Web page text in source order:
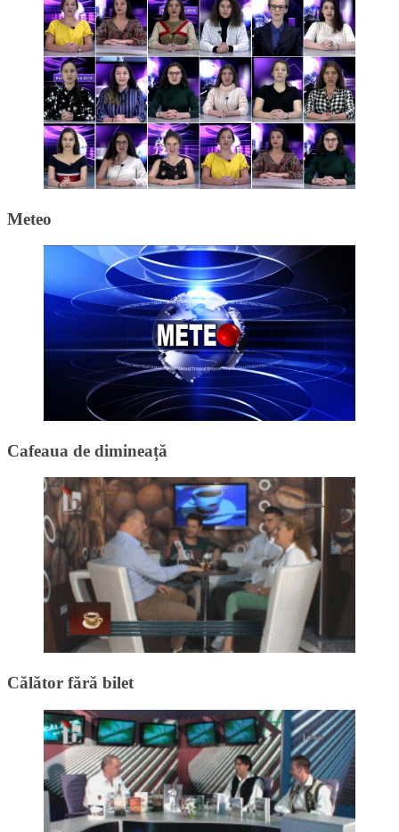
Meteo
Cafeaua de dimineață
Călător fără bilet